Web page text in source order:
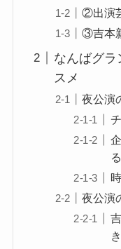
②出演
③吉本
なんばグラ
スメ
夜公演
る
夜公演